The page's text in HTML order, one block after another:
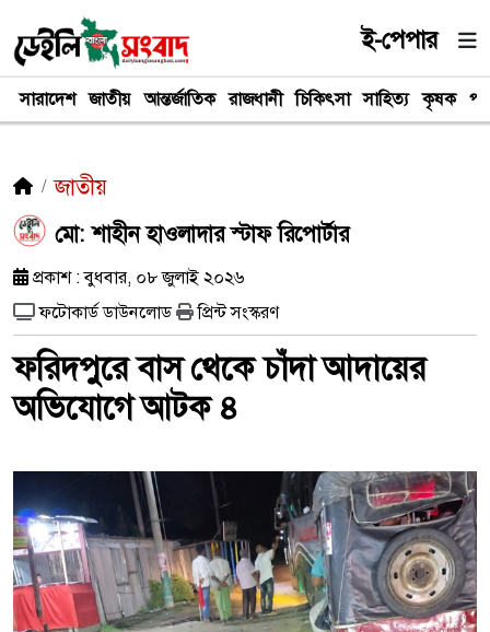
ই-পেপার
সারাদেশ জাতীয় আন্তর্জাতিক রাজধানী চিকিৎসা সাহিত্য কৃষক
জাতীয়
মো: শাহীন হাওলাদার স্টাফ রিপোর্টার
প্রকাশ : বুধবার, ০৮ জুলাই ২০২৬
ফটোকার্ড ডাউনলোড
প্রিন্ট সংস্করণ
ফরিদপুরে বাস থেকে চাঁদা আদায়ের
অভিযোগে আটক ৪